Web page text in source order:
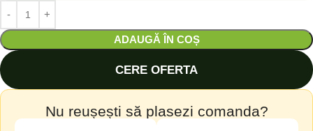
ADAUGĂ ÎN COȘ
CERE OFERTA
Nu reușești să plasezi comanda?